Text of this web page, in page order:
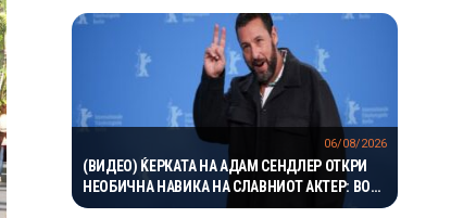
(ВИДЕО) ЌЕРКАТА НА АДАМ СЕНДЛЕР ОТКРИ
НЕОБИЧНА НАВИКА НА СЛАВНИОТ АКТЕР: ВО
БАЗЕН ВЛЕГУВА СО ЧОРАПИ, А ПРИЧИНАТА ГИ
06/08/2026